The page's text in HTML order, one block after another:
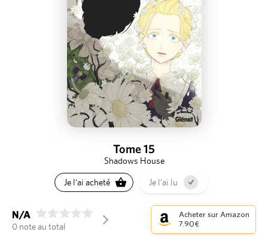
Tome 15
Shadows House
Je l'ai acheté Je l'ai lu
N/A
0 note au total
arrow_forward_ios
Acheter sur Amazon
7.90 €